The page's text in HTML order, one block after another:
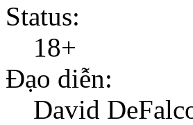
Status:
18+
Đạo diễn:
David